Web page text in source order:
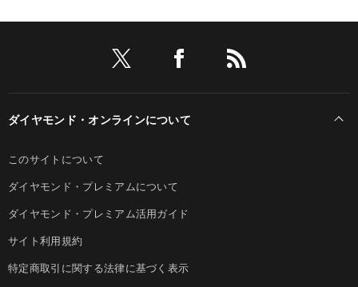
ダイヤモンド・オンラインについて
このサイトについて
ダイヤモンド・プレミアムについて
ダイヤモンド・プレミアム活用ガイド
サイト利用規約
特定商取引に関する法律に基づく表示